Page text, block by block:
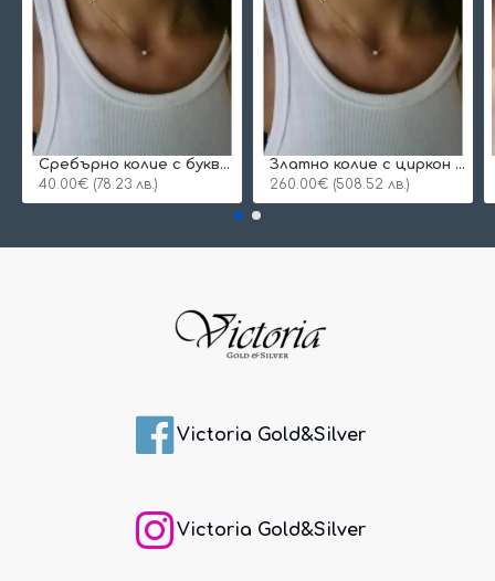
Сребърнo колие с буква и едно камъче
40.00€ (78.23 лв.)
Златно колие с циркон и буква по избор
260.00€ (508.52 лв.)
Victoria Gold&Silver
Victoria Gold&Silver